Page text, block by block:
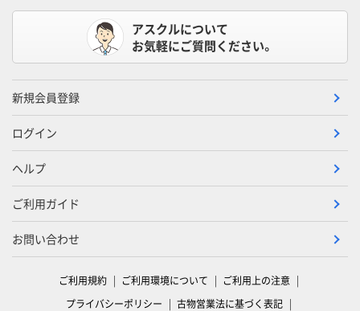
アスクルについて
お気軽にご質問ください。
新規会員登録
ログイン
ヘルプ
ご利用ガイド
お問い合わせ
ご利用規約 ご利用環境について
ご利用上の注意
プライバシーポリシー
古物営業法に基づく表記